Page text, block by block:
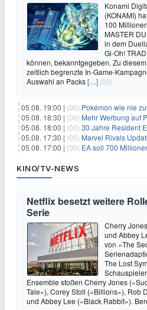
Konami
(KONAMI)
100
MASTER
in dem
Gi-Oh!
können, bekanntgegeben. Zu
zeitlich begrenzte In-Game-
Auswahl an Packs[…] (00)
05.08. 19:00 | (00) Pokémon wie nie zuvor: Fan-
05.08. 18:30 | (00) Mehr Werbung auf
05.08. 18:00 | (00) 30 Jahre Resident Evil
05.08. 17:30 | (00) Marvel Rivals Update 9.5:
05.08. 17:00 | (00) EA soll 700 Millionen Dollar sparen –
KINO/TV-NEWS
Netflix besetzt weitere
Serie
Cherry
und Abbey
von «The
The Lost
Ensemble stoßen Cherry Jones
Tale»), Corey Stoll («Billions»), Rob
und Abbey Lee («Black Rabbit»).